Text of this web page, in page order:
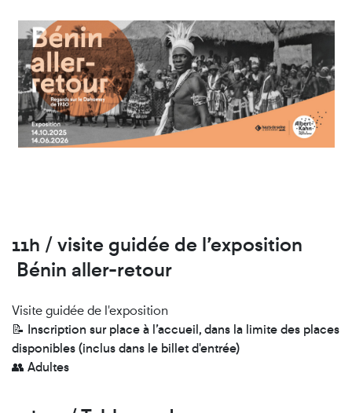
11h / visite guidée de l’exposition
Bénin aller-retour
Visite guidée de l'exposition
📝 Inscription sur place à l’accueil, dans la limite des places
disponibles(inclus dans le billet d'entrée)
👥 Adultes